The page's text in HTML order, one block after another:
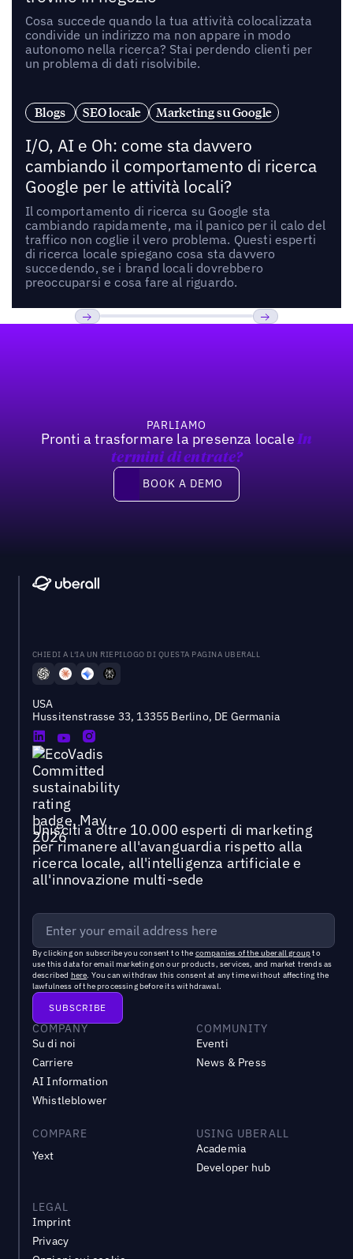
Cosa succede quando la tua attività colocalizzata
condivide un indirizzo ma non appare in modo
autonomo nella ricerca? Stai perdendo clienti per
un problema di dati risolvibile.
Blogs SEO locale Marketing su Google
I/O, AI e Oh: come sta davvero
cambiando il comportamento di ricerca
Google per le attività locali?
Il comportamento di ricerca su Google sta
cambiando rapidamente, ma il panico per il calo del
traffico non coglie il vero problema. Questi esperti
di ricerca locale spiegano cosa sta davvero
succedendo, se i brand locali dovrebbero
preoccuparsi e cosa fare al riguardo.
PARLIAMO
Pronti a trasformare la presenza locale In
termini di entrate?
Book a demo
BOOK A DEMO
CHIEDI A L'IA UN RIEPILOGO DI QUESTA PAGINA UBERALL
USA
Hussitenstrasse 33, 13355 Berlino, DE Germania
Unisciti a oltre 10.000 esperti di marketing
per rimanere all'avanguardia rispetto alla
ricerca locale, all'intelligenza artificiale e
all'innovazione multi-sede
By clicking on subscribe you consent to the companies of the uberall groupto
use this data for email marketing on our products, services, and market trends as
described here. You can withdraw this consent at any time without affecting the
lawfulness of the processing before its withdrawal.
COMPANY
Su di noi
Carriere
AI Information
Whistleblower
COMMUNITY
Eventi
News & Press
COMPARE
Yext
USING UBERALL
Academia
Developer hub
LEGAL
Imprint
Privacy